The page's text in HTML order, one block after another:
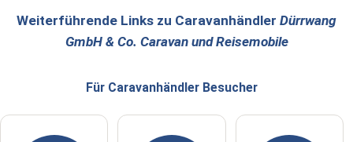
öffentliche Frage stellen Abbrechen
Klicken Sie hier um eineindividuelle Fragean den
Caravanhändler-Eintrag zu stellen.
Weiterführende Links zu Caravanhändler Dürrwang
GmbH & Co. Caravan und Reisemobile
Für Caravanhändler Besucher